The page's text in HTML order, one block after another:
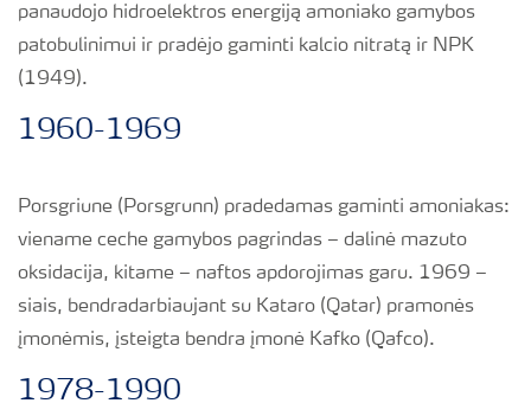
panaudojo hidroelektros energiją amoniako gamybos
patobulinimui ir pradėjo gaminti kalcio nitratą ir NPK
(1949).
1960-1969
Porsgriune (Porsgrunn) pradedamas gaminti amoniakas:
viename ceche gamybos pagrindas – dalinė mazuto
oksidacija, kitame – naftos apdorojimas garu. 1969 –
siais, bendradarbiaujant su Kataro (Qatar) pramonės
įmonėmis, įsteigta bendra įmonė Kafko (Qafco).
1978-1990